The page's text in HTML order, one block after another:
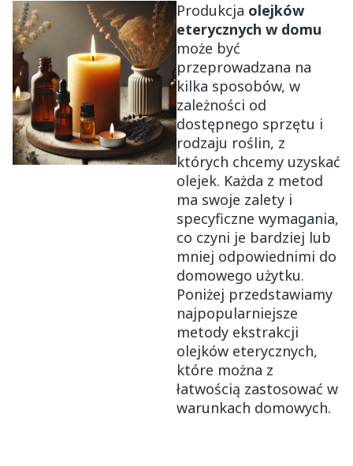
Produkcja olejków
eterycznych w domu
może być
przeprowadzana na
kilka sposobów, w
zależności od
dostępnego sprzętu i
rodzaju roślin, z
których chcemy uzyskać
olejek. Każda z metod
ma swoje zalety i
specyficzne wymagania,
co czyni je bardziej lub
mniej odpowiednimi do
domowego użytku.
Poniżej przedstawiamy
najpopularniejsze
metody ekstrakcji
olejków eterycznych,
które można z
łatwością zastosować w
warunkach domowych.